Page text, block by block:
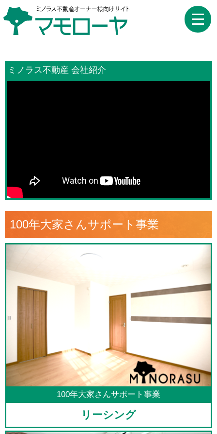
toggle
ミノラス不動産 会社紹介
100年大家さんサポート事業
100年大家さんサポート事業
リーシング